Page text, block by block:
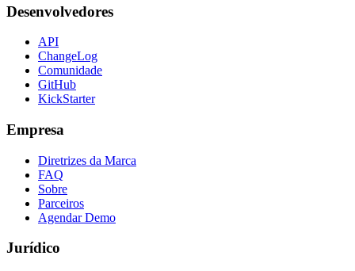
Desenvolvedores
API
ChangeLog
Comunidade
GitHub
KickStarter
Empresa
Diretrizes da Marca
FAQ
Sobre
Parceiros
Agendar Demo
Jurídico